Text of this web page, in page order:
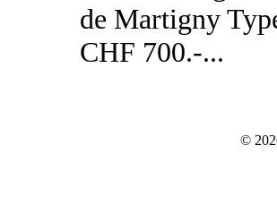
de Martigny
CHF 700.-...
©